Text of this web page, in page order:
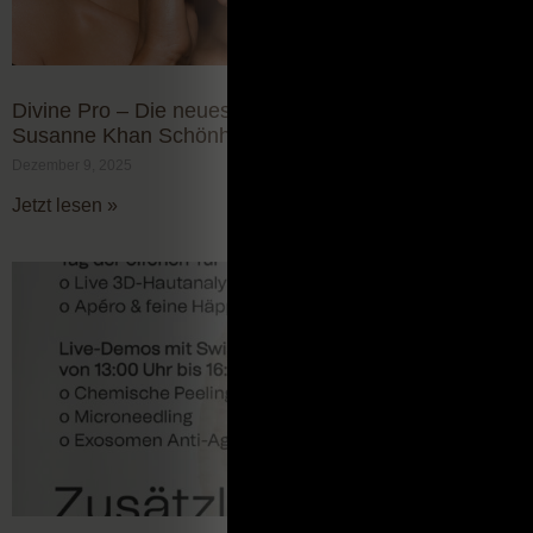
Divine Pro – Die neueste Anti-Aging Generation im
Susanne Khan Schönheitsatelier
Jetzt lesen »